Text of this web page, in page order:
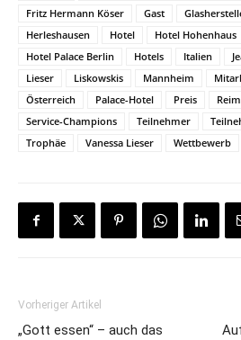
Fritz Hermann Köser
Gast
Herleshausen
Hotel Hotel Hohenhaus
Hotel Palace Berlin
Hotels Italien
Lieser
Liskowskis Mannheim
Österreich
Palace-Hotel Preis
Service-Champions
Teilnehmer
Trophäe
Vanessa Lieser Wettbewerb
Vorheriger Artikel
„Gott essen“ – auch das